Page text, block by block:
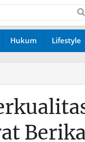
Hukum Lifestyle